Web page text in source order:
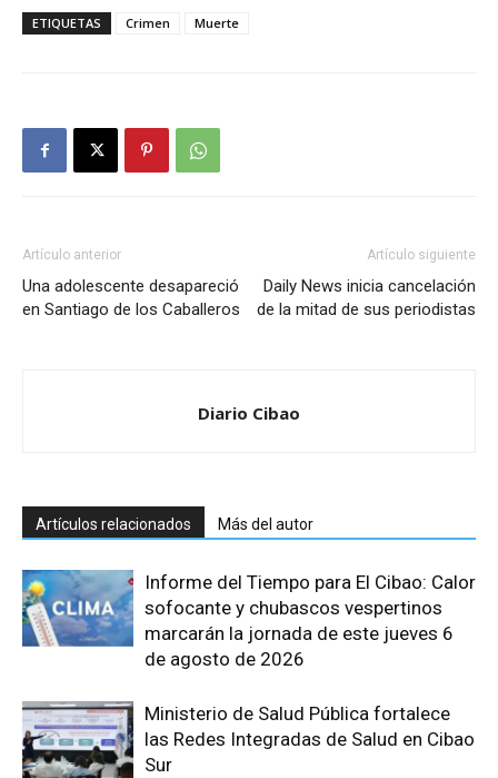
ETIQUETAS Crimen Muerte
Artículo anterior
Una adolescente desapareció
en Santiago de los Caballeros
Artículo siguiente
Daily News inicia cancelación
de la mitad de sus periodistas
Diario Cibao
Artículos relacionados Más del autor
Informe del Tiempo para El Cibao: Calor
sofocante y chubascos vespertinos
marcarán la jornada de este jueves 6
de agosto de 2026
Ministerio de Salud Pública fortalece
las Redes Integradas de Salud en Cibao
Sur